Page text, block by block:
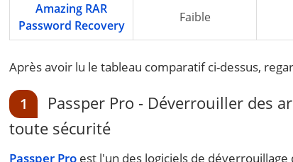
Amazing RAR
Password Recovery
Faible
Après avoir lu le tableau comparatif ci-dessus,
1
Passper Pro - Déverrouiller des
toute sécurité
Passper Pro est l'un des logiciels de